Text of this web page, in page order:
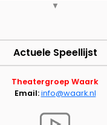
▼
is verplicht voor
Actuele Speellijst
Theatergroep Waark
Email:info@waark.nl